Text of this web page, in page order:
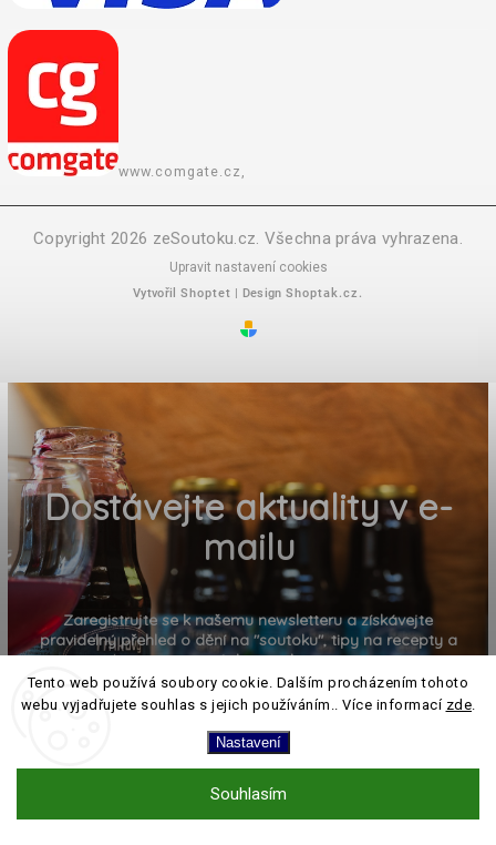
Tento web používá soubory cookie. Dalším procházením tohoto
webu vyjadřujete souhlas s jejich používáním.. Více informací zde.
Nastavení
Souhlasím
www.comgate.cz,
Copyright 2026 zeSoutoku.cz. Všechna práva vyhrazena.
Upravit nastavení cookies
Vytvořil Shoptet | Design Shoptak.cz.
Dostávejte aktuality v e-
mailu
Zaregistrujte se k našemu newsletteru a získávejte
pravidelný přehled o dění na "soutoku", tipy na recepty a
pozvánky na akce
PŘIHLÁSIT K ODBĚRU